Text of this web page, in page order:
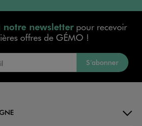
notre newsletterpour recevoir
offres de GÉMO !
S’abonner